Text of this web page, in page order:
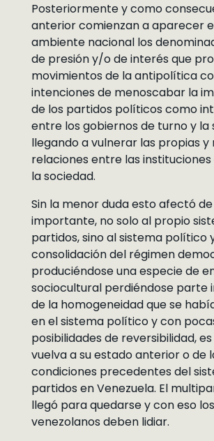
Posteriormente y como
anterior comienzan a aparecer
ambiente nacional los
de presión y/o de interés que
movimientos de la antipolítica
intenciones de menoscabar la
de los partidos políticos como
entre los gobiernos de turno y la
llegando a vulnerar las propias
relaciones entre las instituciones
la sociedad.
Sin la menor duda esto afectó
importante, no solo al propio
partidos, sino al sistema político
consolidación del régimen
produciéndose una especie de
sociocultural perdiéndose parte
de la homogeneidad que se
en el sistema político y con
posibilidades de reversibilidad,
vuelva a su estado anterior o de
condiciones precedentes del
partidos en Venezuela. El
llegó para quedarse y con eso los
venezolanos deben lidiar.